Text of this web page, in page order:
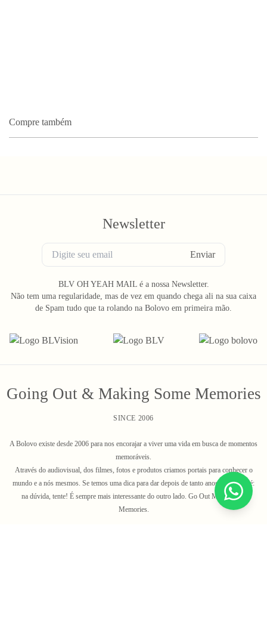
Compre também
Newsletter
Enviar
BLV OH YEAH MAIL é a nossa Newsletter.
Não tem uma regularidade, mas de vez em quando chega ali na sua caixa
de Spam tudo que ta rolando na Bolovo em primeira mão.
Going Out & Making Some Memories
SINCE 2006
A Bolovo existe desde 2006 para nos encorajar a viver uma vida em busca de momentos
memoráveis.
Através do audiovisual, dos filmes, fotos e produtos criamos portais para conhecer o
mundo e a nós mesmos. Se temos uma dica para dar depois de tanto anos na estrada é:
na dúvida, tente! É sempre mais interessante do outro lado. Go Out Make Some
Memories.